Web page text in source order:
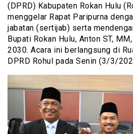
(DPRD) Kabupaten Rokan Hulu
menggelar Rapat Paripurna
jabatan (sertijab) serta
Bupati Rokan Hulu, Anton ST,
2030. Acara ini berlangsung di
DPRD Rohul pada Senin (3/3/